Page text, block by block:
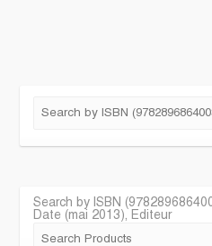
Search by ISBN
Date (mai 2013), Editeur